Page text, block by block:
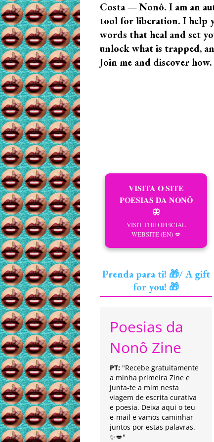
Costa — Nonô. I am an
tool for liberation. I help
words that heal and set
unlock what is trapped,
Join me and discover how.
VISITA O SITE
POESIAS DA NONÔ
🦋
VISIT THE OFFICIAL
WEBSITE (EN) 💋
Prenda para ti! 🎁/ A gift
for you! 🎁
Poesias da
Nonô Zine
PT: "Recebe gratuitamente
a minha primeira Zine e
junta-te a mim nesta
viagem de escrita curativa
e poesia. Deixa aqui o teu
e-mail e vamos caminhar
juntos por estas palavras.
✨💋"